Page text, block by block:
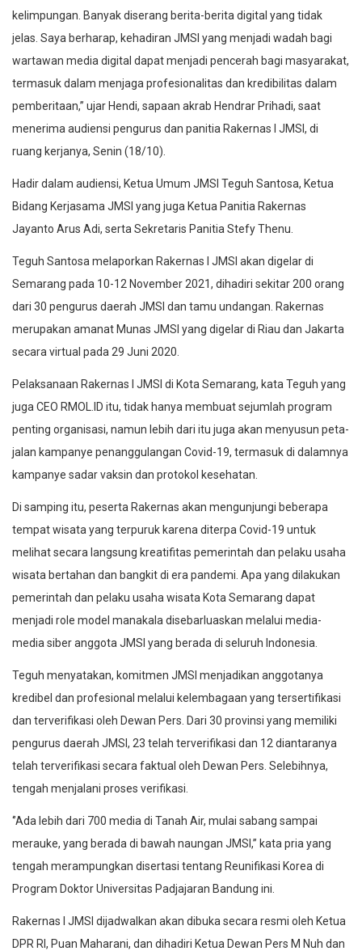
kelimpungan. Banyak diserang berita-berita digital yang tidak
jelas. Saya berharap, kehadiran JMSI yang menjadi wadah bagi
wartawan media digital dapat menjadi pencerah bagi masyarakat,
termasuk dalam menjaga profesionalitas dan kredibilitas dalam
pemberitaan,’’ ujar Hendi, sapaan akrab Hendrar Prihadi, saat
menerima audiensi pengurus dan panitia Rakernas I JMSI, di
ruang kerjanya, Senin (18/10).
Hadir dalam audiensi, Ketua Umum JMSI Teguh Santosa, Ketua
Bidang Kerjasama JMSI yang juga Ketua Panitia Rakernas
Jayanto Arus Adi, serta Sekretaris Panitia Stefy Thenu.
Teguh Santosa melaporkan Rakernas I JMSI akan digelar di
Semarang pada 10-12 November 2021, dihadiri sekitar 200 orang
dari 30 pengurus daerah JMSI dan tamu undangan. Rakernas
merupakan amanat Munas JMSI yang digelar di Riau dan Jakarta
secara virtual pada 29 Juni 2020.
Pelaksanaan Rakernas I JMSI di Kota Semarang, kata Teguh yang
juga CEO RMOL.ID itu, tidak hanya membuat sejumlah program
penting organisasi, namun lebih dari itu juga akan menyusun peta-
jalan kampanye penanggulangan Covid-19, termasuk di dalamnya
kampanye sadar vaksin dan protokol kesehatan.
Di samping itu, peserta Rakernas akan mengunjungi beberapa
tempat wisata yang terpuruk karena diterpa Covid-19 untuk
melihat secara langsung kreatifitas pemerintah dan pelaku usaha
wisata bertahan dan bangkit di era pandemi. Apa yang dilakukan
pemerintah dan pelaku usaha wisata Kota Semarang dapat
menjadi role model manakala disebarluaskan melalui media-
media siber anggota JMSI yang berada di seluruh Indonesia.
Teguh menyatakan, komitmen JMSI menjadikan anggotanya
kredibel dan profesional melalui kelembagaan yang tersertifikasi
dan terverifikasi oleh Dewan Pers. Dari 30 provinsi yang memiliki
pengurus daerah JMSI, 23 telah terverifikasi dan 12 diantaranya
telah terverifikasi secara faktual oleh Dewan Pers. Selebihnya,
tengah menjalani proses verifikasi.
‘’Ada lebih dari 700 media di Tanah Air, mulai sabang sampai
merauke, yang berada di bawah naungan JMSI,’’ kata pria yang
tengah merampungkan disertasi tentang Reunifikasi Korea di
Program Doktor Universitas Padjajaran Bandung ini.
Rakernas I JMSI dijadwalkan akan dibuka secara resmi oleh Ketua
DPR RI, Puan Maharani, dan dihadiri Ketua Dewan Pers M Nuh dan